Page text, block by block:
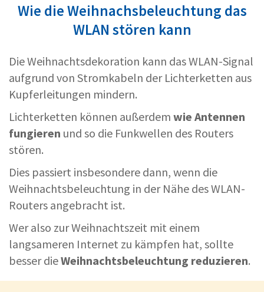
Wie die Weihnachsbeleuchtung das
WLAN stören kann
Die Weihnachtsdekoration kann das WLAN-Signal
aufgrund von Stromkabeln der Lichterketten aus
Kupferleitungen mindern.
Lichterketten können außerdem wie Antennen
fungieren und so die Funkwellen des Routers
stören.
Dies passiert insbesondere dann, wenn die
Weihnachtsbeleuchtung in der Nähe des WLAN-
Routers angebracht ist.
Wer also zur Weihnachtszeit mit einem
langsameren Internet zu kämpfen hat, sollte
besser dieWeihnachtsbeleuchtung reduzieren.